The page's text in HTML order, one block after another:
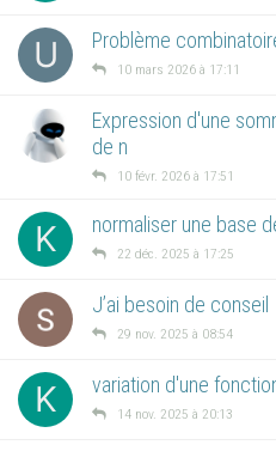
U Problème
10 mars 2026 à 17:11
Expression d'une
de n
10 févr. 2026 à 17:51
K normaliser une base
22 déc. 2025 à 17:25
J’ai besoin de conseil
29 nov. 2025 à 08:54
K variation d'une
14 nov. 2025 à 20:13